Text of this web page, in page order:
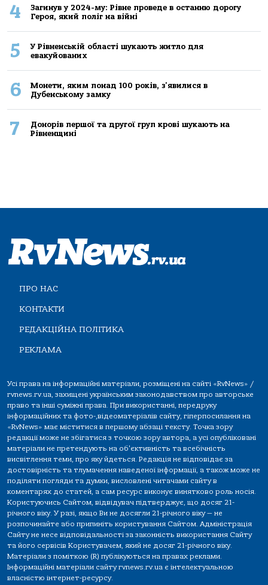
4
Загинув у 2024-му: Рівне проведе в останню дорогу
Героя, який поліг на війні
5
У Рівненській області шукають житло для
евакуйованих
6
Монети, яким понад 100 років, з'явилися в
Дубенському замку
7
Донорів першої та другої груп крові шукають на
Рівненщині
ПРО НАС
КОНТАКТИ
РЕДАКЦІЙНА ПОЛІТИКА
РЕКЛАМА
Усі права на інформаційні матеріали, розміщені на сайті «RvNews» /
rvnews.rv.ua, захищені українським законодавством про авторське
право та інші суміжні права. При використанні, передруку
інформаційних та фото-,відеоматеріалів сайту, гіперпосилання на
«RvNews» має міститися в першому абзаці тексту. Точка зору
редакції може не збігатися з точкою зору автора, а усі опубліковані
матеріали не претендують на об'єктивність та всебічність
висвітлення теми, про яку йдеться. Редакція не відповідає за
достовірність та тлумачення наведеної інформації, а також може не
поділяти погляди та думки, висловлені читачами сайту в
коментарях до статей, а сам ресурс виконує винятково роль носія.
Користуючись Сайтом, відвідувач підтверджує, що досяг 21-
річного віку. У разі, якщо Ви не досягли 21-річного віку — не
розпочинайте або припиніть користування Сайтом. Адміністрація
Сайту не несе відповідальності за законність використання Сайту
та його сервісів Користувачем, який не досяг 21-річного віку.
Матеріали з поміткою (R) публікуються на правах реклами.
Інформаційні матеріали сайту rvnews.rv.ua є інтелектуальною
власністю інтернет-ресурсу.